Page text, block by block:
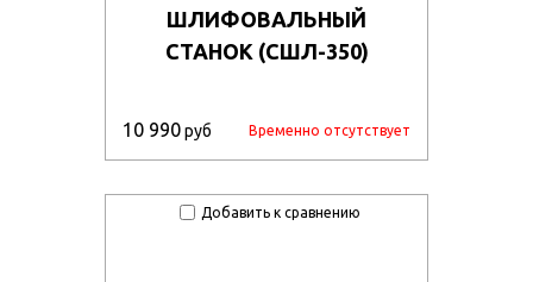
ШЛИФОВАЛЬНЫЙ
СТАНОК (СШЛ-350)
10 990руб Временно отсутствует
Добавить к сравнению